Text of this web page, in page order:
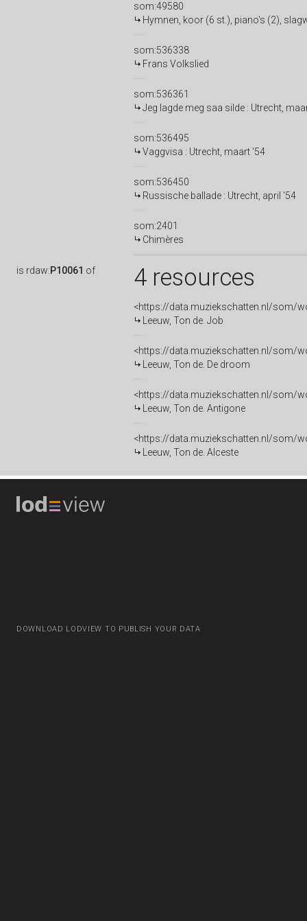
som:49580
Hymnen, koor (6 st.), piano's (2),
som:536338
Frans Volkslied
som:536361
Jeg lagde meg saa silde : Utrecht,
som:536495
Vaggvisa : Utrecht, maart '54
som:536450
Russische ballade : Utrecht, april '54
som:2401
Chimères
is rdaw:P10061 of 4 resources
<https://data.muziekschatten.nl/som/
Leeuw, Ton de. Job
<https://data.muziekschatten.nl/som/
Leeuw, Ton de. De droom
<https://data.muziekschatten.nl/som/
Leeuw, Ton de. Antigone
<https://data.muziekschatten.nl/som/
Leeuw, Ton de. Alceste
DOWNLOAD LODVIEW TO PUBLISH YOUR DATA